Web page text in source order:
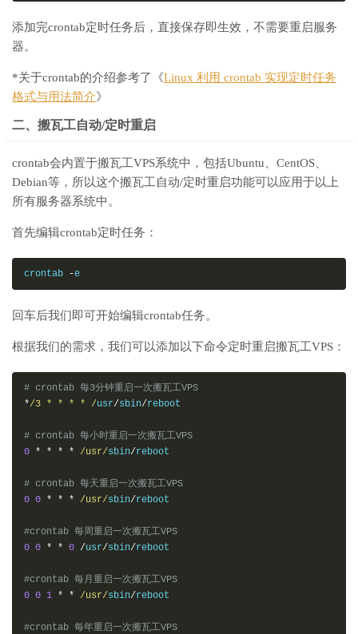
添加完crontab定时任务后，直接保存即生效，不需要重启服务
器。
*关于crontab的介绍参考了《Linux 利用 crontab 实现定时任务
格式与用法简介》
二、搬瓦工自动/定时重启
crontab会内置于搬瓦工VPS系统中，包括Ubuntu、CentOS、
Debian等，所以这个搬瓦工自动/定时重启功能可以应用于以上
所有服务器系统中。
首先编辑crontab定时任务：
crontab -e
回车后我们即可开始编辑crontab任务。
根据我们的需求，我们可以添加以下命令定时重启搬瓦工VPS：
# crontab 每3分钟重启一次搬瓦工VPS
*/3 * * * * /usr/sbin/reboot
# crontab 每小时重启一次搬瓦工VPS
0 * * * * /usr/sbin/reboot
# crontab 每天重启一次搬瓦工VPS
0 0 * * * /usr/sbin/reboot
#crontab 每周重启一次搬瓦工VPS
0 0 * * 0 /usr/sbin/reboot
#crontab 每月重启一次搬瓦工VPS
0 0 1 * * /usr/sbin/reboot
#crontab 每年重启一次搬瓦工VPS